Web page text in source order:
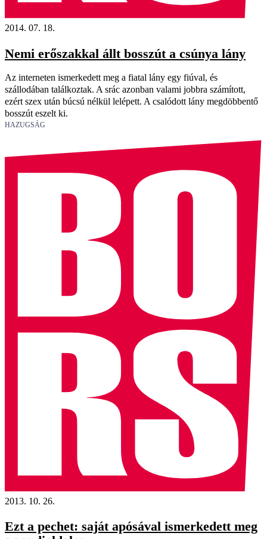
2014. 07. 18.
Nemi erőszakkal állt bosszút a csúnya lány
Az interneten ismerkedett meg a fiatal lány egy fiúval, és
szállodában találkoztak. A srác azonban valami jobbra számított,
ezért szex után búcsú nélkül lelépett. A csalódott lány megdöbbentő
bosszút eszelt ki.
HAZUGSÁG
2013. 10. 26.
Ezt a pechet: saját apósával ismerkedett meg